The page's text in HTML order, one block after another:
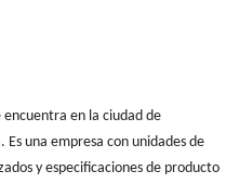
encuentra en la ciudad de
Es una empresa con unidades de
y especificaciones de producto